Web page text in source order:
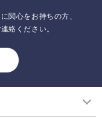
関心をお持ちの方、
絡ください。